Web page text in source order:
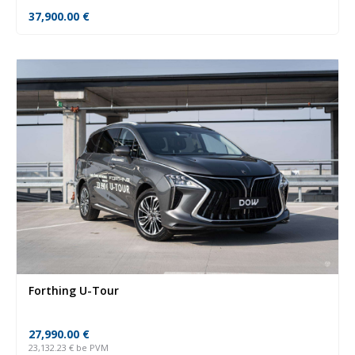
37,900.00 €
Forthing U-Tour
27,990.00 €
23,132.23 € be PVM